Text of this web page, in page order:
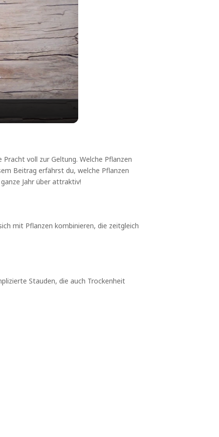
voll zur Geltung. Welche Pflanzen
Beitrag erfährst du, welche Pflanzen
Jahr über attraktiv!
mit Pflanzen kombinieren, die zeitgleich
Stauden, die auch Trockenheit